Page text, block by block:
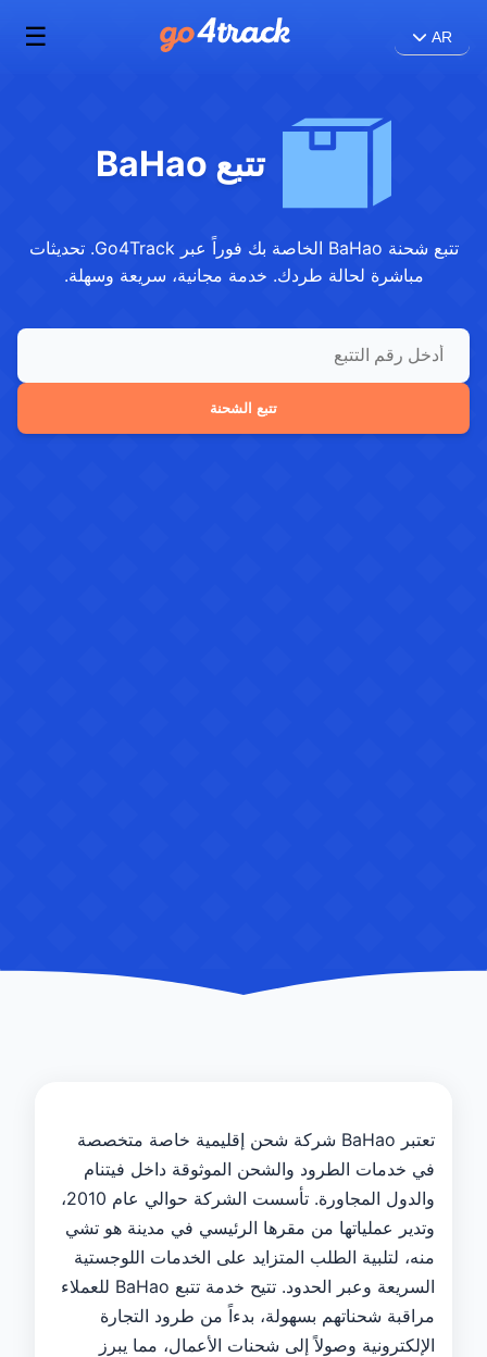
AR
☰
تتبع BaHao
تتبع شحنة BaHao الخاصة بك فوراً عبر Go4Track. تحديثات
مباشرة لحالة طردك. خدمة مجانية، سريعة وسهلة.
تتبع الشحنة
تعتبر BaHao شركة شحن إقليمية خاصة متخصصة
في خدمات الطرود والشحن الموثوقة داخل فيتنام
والدول المجاورة. تأسست الشركة حوالي عام 2010،
وتدير عملياتها من مقرها الرئيسي في مدينة هو تشي
منه، لتلبية الطلب المتزايد على الخدمات اللوجستية
السريعة وعبر الحدود. تتيح خدمة تتبع BaHao للعملاء
مراقبة شحناتهم بسهولة، بدءاً من طرود التجارة
الإلكترونية وصولاً إلى شحنات الأعمال، مما يبرز